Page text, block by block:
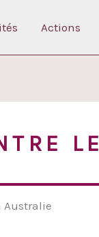
Actions
LE
Australie